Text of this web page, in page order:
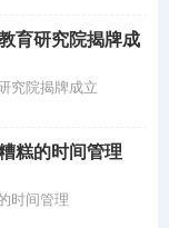
育研究院揭牌成
究院揭牌成立
糕的时间管理
时间管理